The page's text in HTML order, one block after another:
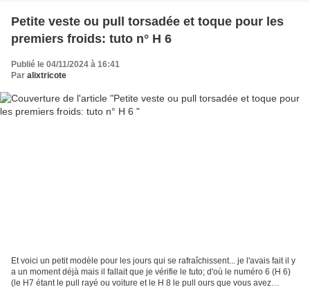
Petite veste ou pull torsadée et toque pour les
premiers froids: tuto n° H 6
Publié le 04/11/2024 à 16:41
Par alixtricote
Et voici un petit modèle pour les jours qui se rafraîchissent... je l'avais fait il y
a un moment déjà mais il fallait que je vérifie le tuto; d'où le numéro 6 (H 6)
(le H7 étant le pull rayé ou voiture et le H 8 le pull ours que vous avez